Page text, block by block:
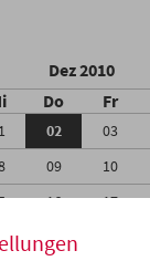
Dez 2010
Do Fr
02 03
09 10
16 17
23